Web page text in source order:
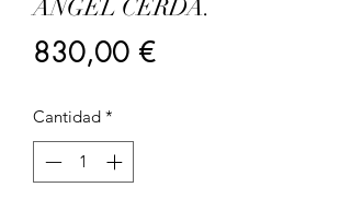
ANGEL CERDÁ.
830,00 €Precio
Cantidad *